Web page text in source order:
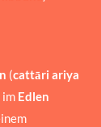
(cattāri ariya
im Edlen